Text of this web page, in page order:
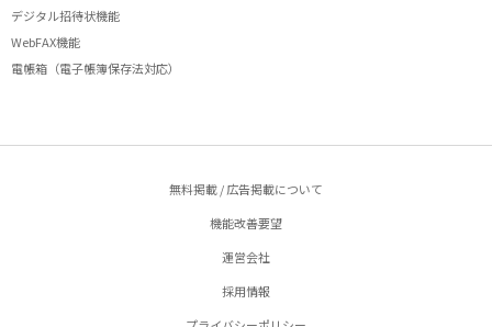
デジタル招待状機能
WebFAX機能
電帳箱（電子帳簿保存法対応）
無料掲載 / 広告掲載について
機能改善要望
運営会社
採用情報